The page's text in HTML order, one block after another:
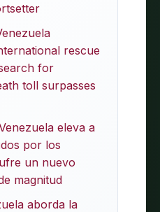
rescue
for
toll surpasses
eleva a
por los
un nuevo
magnitud
aborda la